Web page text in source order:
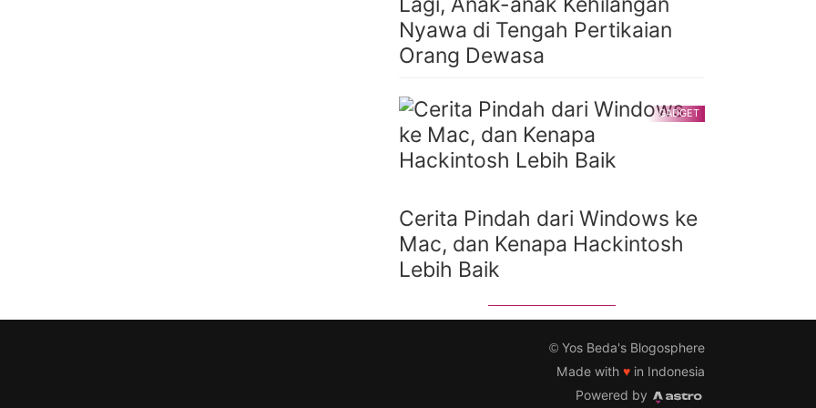
Nyawa di Tengah Pertikaian
Orang Dewasa
GADGET
Cerita Pindah dari Windows ke
Mac, dan Kenapa Hackintosh
Lebih Baik
© Yos Beda's Blogosphere
Made with ♥ in Indonesia
Powered by